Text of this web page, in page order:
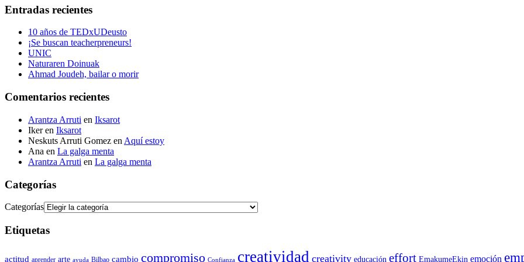
Entradas recientes
10 años de TEDxUDeusto
¡Se buscan teacherpreneurs!
UNIC
Naturaren Doinuak
Ahmad Joudeh, bailar o morir
Comentarios recientes
Arantza Arruti en Iksarot
Ikeren Iksarot
Neskuts Arruti Gomez en Aquí estoy
Ana en La galga menta
Arantza Arruti en La galga menta
Categorías
Categorías
Etiquetas
actitud aprender arte ayuda Bilbao cambio compromiso Confianza creatividad creativity educación effort EmakumeEkin emoción